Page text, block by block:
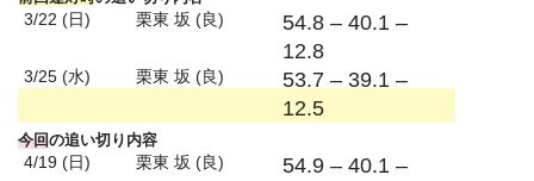
3/22 (日) 栗東 坂 (良)
54.8 – 40.1 –
12.8
3/25 (水) 栗東 坂 (良)
53.7 – 39.1 –
12.5
今回の追い切り内容
4/19 (日) 栗東 坂 (良)
54.9 – 40.1 –